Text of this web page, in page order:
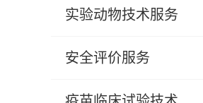
实验动物技术服务
安全评价服务